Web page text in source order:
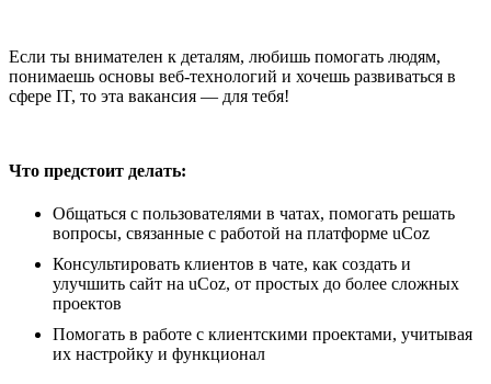
Если ты внимателен к деталям, любишь помогать людям,
понимаешь основы веб-технологий и хочешь развиваться в
сфере IT, то эта вакансия — для тебя!
Что предстоит делать:
Общаться с пользователями в чатах, помогать решать
вопросы, связанные с работой на платформе uCoz
Консультировать клиентов в чате, как создать и
улучшить сайт на uCoz, от простых до более сложных
проектов
Помогать в работе с клиентскими проектами, учитывая
их настройку и функционал